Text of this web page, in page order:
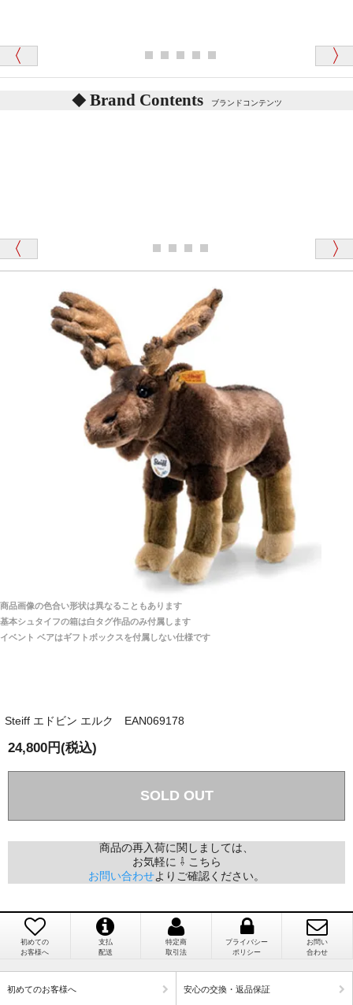
体をねかせたりおこしたりすると「グーグー」と鳴く
記載しておりますので、ぜひ探してみてください。
ディベアがいます。
「スクエーカー内蔵」と記載しておりますので、ぜひ
探してみてください。
シュタイフ社製品の実物を見ることはできますか？
当店はネット販売ですので実物をお見せすることが
海外からのお取り寄せと言うことですが、商品はきち
んと届きますか？
ご安心ください！商品は確実にお届けします。
商品は直接海外から届くのですか。受取の際、関税な
商品は全て当店へ入荷させたのち欠品を行いお客様
関税はすべて当店にて処理しますのでお客様のご負担
は一切ありません。
国内で一度検品をしますので、決済確認後、２～４
週間でのお届けとなります。
（稀に、通関手続き等に時間がかかり、納期が遅れる
注文のキャンセルは可能ですか？
お取り寄せ商品となっておりますため、仕入先へ発
注後のキャンセルは受け付けかねます。
「商品説明が細やかで丁寧であったことです」
「前に買ったことがあったお店でしたので」
千葉県 U・Y 様 （女性）
「ChatGPTを利用したところ「くまの小屋」さ
んを紹介され…」
埼玉県 S・W 様
「送られる際にメールなどで届けて頂きとても
安心感がありました」
大阪府 Y・W 様 （男性）
「取り扱っているNetショップで一番信用出来
兵庫県 A・K 様 （女性）
「ベアちゃんの紹介分が丁寧に書かれていたこ
と（いつの作品など）」
埼玉県 K・I 様 （女性）
「購入してから商品到着までメールを何度か頂
新潟県 A・K 様 （女性）
Brand Contents ブランドコンテンツ
商品画像の色合い形状は異なることもあります
基本シュタイフの箱は白タグ作品のみ付属します
イベント ベアはギフトボックスを付属しない仕様です
Steiff エドビン エルク EAN069178
24,800円(税込)
SOLD OUT
商品の再入荷に関しましては、
お気軽に ⇩ こちら
お問い合わせよりご確認ください。
初めての
お客様へ
支払
配送
特定商
取引法
プライバシー
ポリシー
お問い
合わせ
初めてのお客様へ 安心の交換・返品保証